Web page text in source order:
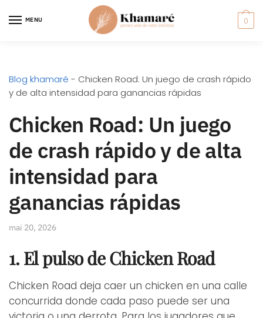
MENU 0
Blog khamaré - Chicken Road: Un juego de crash rápido
y de alta intensidad para ganancias rápidas
Chicken Road: Un juego
de crash rápido y de alta
intensidad para
ganancias rápidas
mai 20, 2026
1. El pulso de Chicken Road
Chicken Road deja caer un chicken en una calle
concurrida donde cada paso puede ser una